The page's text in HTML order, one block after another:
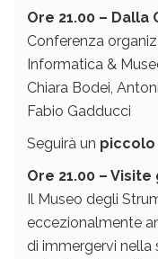
Ore 21.00 –
Conferenza
Informatica &
Chiara Bodei,
Fabio Gadducci
Seguirà un
Ore 21.00 –
Il Museo degli
eccezionalmente
di immergervi nella